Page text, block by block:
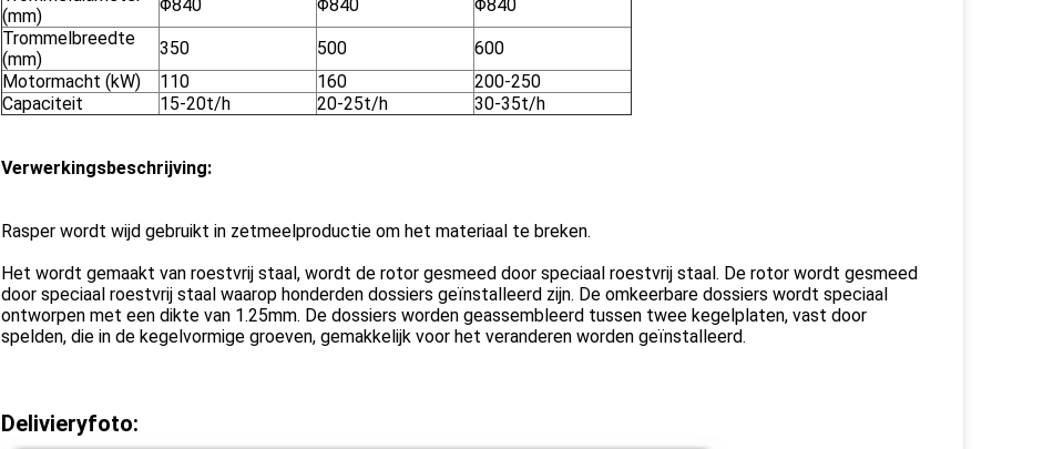
(mm)
Φ840 Φ840
Φ840
Trommelbreedte
(mm)
350 500
600
Motormacht (kW)
110 160
200-250
Capaciteit
15-20t/h 20-25t/h 30-35t/h
Verwerkingsbeschrijving:
Rasper wordt wijd gebruikt in zetmeelproductie om het materiaal te breken.
Het wordt gemaakt van roestvrij staal, wordt de rotor gesmeed door speciaal roestvrij staal. De rotor wordt gesmeed
door speciaal roestvrij staal waarop honderden dossiers geïnstalleerd zijn. De omkeerbare dossiers wordt speciaal
ontworpen met een dikte van 1.25mm. De dossiers worden geassembleerd tussen twee kegelplaten, vast door
spelden, die in de kegelvormige groeven, gemakkelijk voor het veranderen worden geïnstalleerd.
Delivieryfoto: